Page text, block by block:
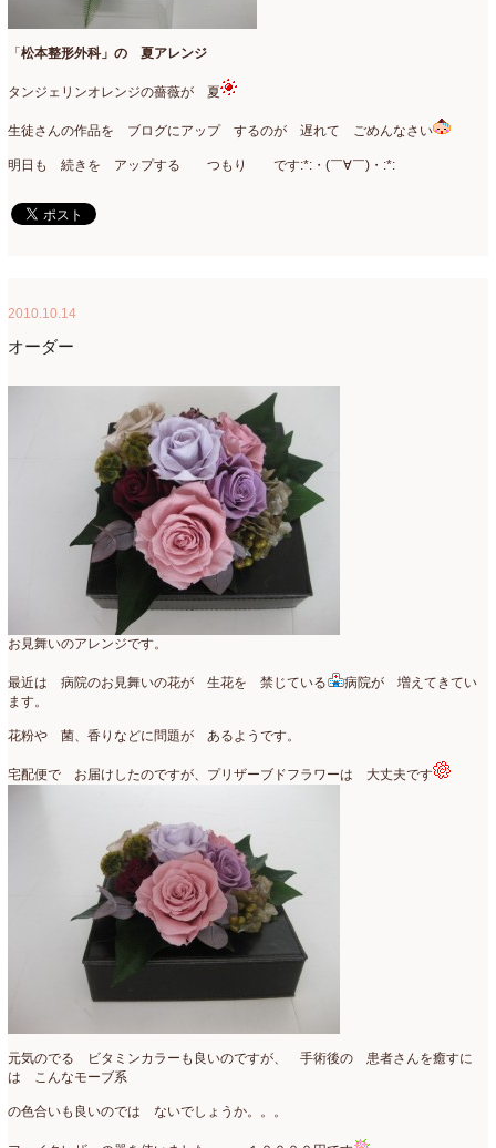
「 松本整形外科」の 夏アレンジ
タンジェリンオレンジの薔薇が 夏
生徒さんの作品を ブログにアップ するのが 遅れて ごめんなさい
明日も 続きを アップする つもり です:*:・(￣∀￣)・:*:
2010.10.14
オーダー
お見舞いのアレンジです。
最近は 病院のお見舞いの花が 生花を 禁じている
病院が 増えてきてい
ます。
花粉や 菌、香りなどに問題が あるようです。
宅配便で お届けしたのですが、プリザーブドフラワーは 大丈夫です
元気のでる ビタミンカラーも良いのですが、 手術後の 患者さんを癒すに
は こんなモーブ系
の色合いも良いのでは ないでしょうか。。。